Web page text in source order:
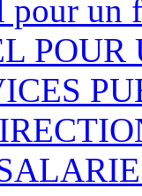
pour un